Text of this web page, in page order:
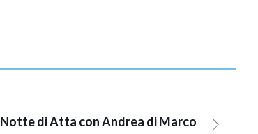
Notte di Atta con Andrea di Marco